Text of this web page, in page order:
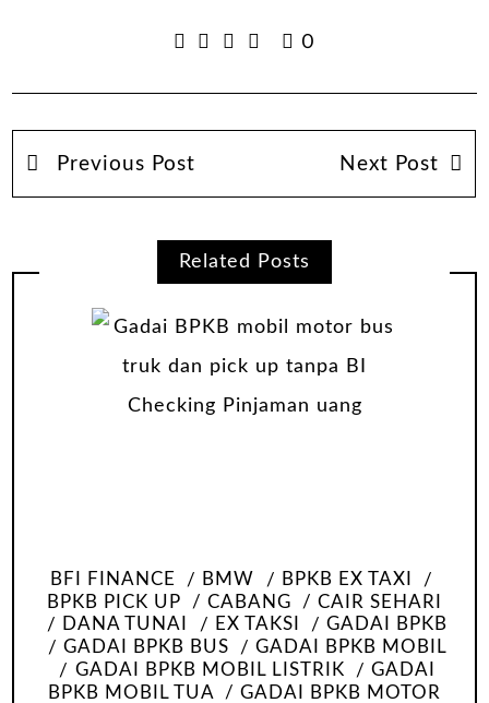
0
Previous Post Next Post
Related Posts
BFI FINANCE BMW
BPKB EX TAXI
BPKB PICK UP
CABANG
CAIR SEHARI
DANA TUNAI
EX TAKSI
GADAI BPKB
GADAI BPKB BUS
GADAI BPKB MOBIL
GADAI BPKB MOBIL LISTRIK
GADAI
BPKB MOBIL TUA
GADAI BPKB MOTOR